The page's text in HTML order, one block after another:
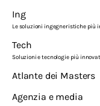
Ing
Le soluzioni ingegneristiche più
Tech
Soluzioni e tecnologie più
Atlante dei Masters
Agenzia e media